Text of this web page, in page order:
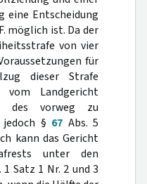
eine Entscheidung
möglich ist. Da der
von vier
für
dieser Strafe
vom Landgericht
des vorweg zu
§ 67 Abs. 5
kann das Gericht
unter den
1 Satz 1 Nr. 2 und 3